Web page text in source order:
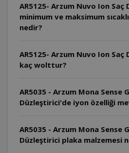
AR5125- Arzum Nuvo Ion Saç
minimum ve maksimum
nedir?
AR5125- Arzum Nuvo Ion Saç
kaç wolttur?
AR5035 - Arzum Mona Sense
Düzleştirici'de iyon özelliği
AR5035 - Arzum Mona Sense
Düzleştirici plaka malzemesi